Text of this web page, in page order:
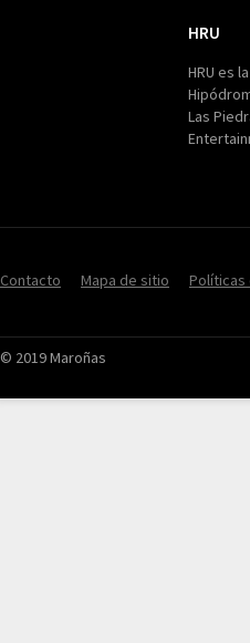
HRU
HRU es
Las
Contacto Mapa de sitio
© 2019 Maroñas